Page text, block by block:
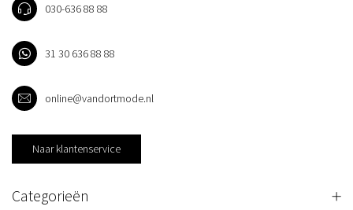
030-636 88 88
31 30 636 88 88
online@vandortmode.nl
Naar klantenservice
Categorieën